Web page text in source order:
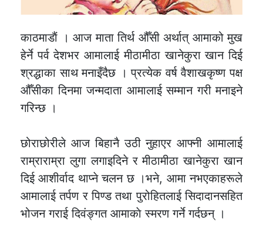
काठमाडाैं । आज माता तिर्थ औँसी अर्थात् आमाको मुख
हेर्ने पर्व देशभर आमालाई मीठामीठा खानेकुरा खान दिई
श्रद्धाका साथ मनाइँदैछ । प्रत्येक वर्ष वैशाखकृष्ण पक्ष
औँसीका दिनमा जन्मदाता आमालाई सम्मान गरी मनाइने
गरिन्छ ।
छोराछोरीले आज बिहानै उठी नुहाएर आफ्नी आमालाई
राम्राराम्रा लुगा लगाइदिने र मीठामीठा खानेकुरा खान
दिई आशीर्वाद थाप्ने चलन छ ।भने, आमा नभएकाहरूले
आमालाई तर्पण र पिण्ड तथा पुरोहितलाई सिदादानसहित
भोजन गराई दिवंङ्गत आमाकाे स्मरण गर्ने गर्दछन् ।